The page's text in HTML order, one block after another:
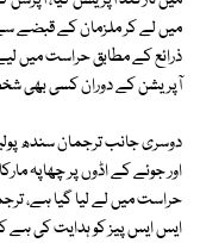
ذرائع کے مطابق حراست میں
آپریشن کے دوران کسی بھی شخص
دوسری جانب ترجمان سندھ
حراست میں لے لیا گیا ہے،
ایس ایس پیز کو ہدایت کی ہے